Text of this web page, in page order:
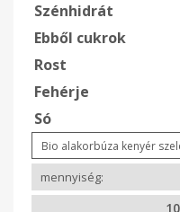
Szénhidrát
Ebből cukrok
Rost
Fehérje
Só